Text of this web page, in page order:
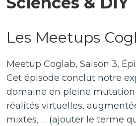
Les Meetups
Meetup Coglab, Saison 3,
Cet épisode conclut notre
domaine en pleine mutation
réalités virtuelles,
mixtes, … (ajouter le terme